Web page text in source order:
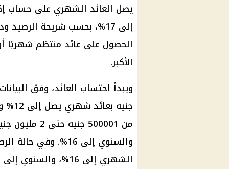
يصل العائد الشهري
إلى 17%، بحسب شريحة
الحصول على عائد منتظم شهريًا
الأكبر.
من 500001 جنيه حتى 2 مليون جنيه، فيصل
الشهري إلى 16%، والسنوي إلى 17%.